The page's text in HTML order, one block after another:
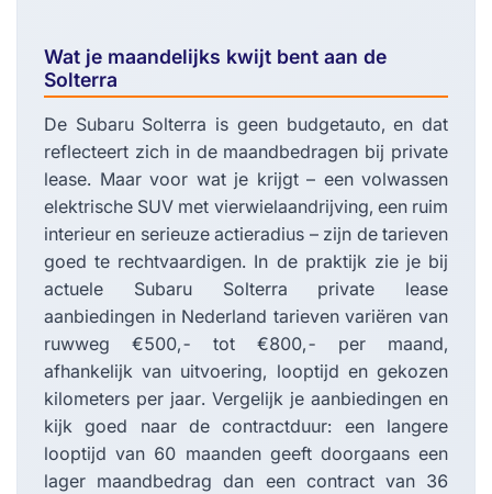
Wat je maandelijks kwijt bent aan de
Solterra
De Subaru Solterra is geen budgetauto, en dat
reflecteert zich in de maandbedragen bij private
lease. Maar voor wat je krijgt – een volwassen
elektrische SUV met vierwielaandrijving, een ruim
interieur en serieuze actieradius – zijn de tarieven
goed te rechtvaardigen. In de praktijk zie je bij
actuele Subaru Solterra private lease
aanbiedingen in Nederland tarieven variëren van
ruwweg €500,- tot €800,- per maand,
afhankelijk van uitvoering, looptijd en gekozen
kilometers per jaar. Vergelijk je aanbiedingen en
kijk goed naar de contractduur: een langere
looptijd van 60 maanden geeft doorgaans een
lager maandbedrag dan een contract van 36